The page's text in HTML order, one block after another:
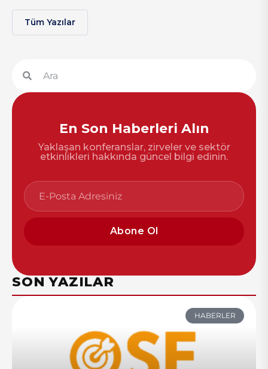
Tüm Yazılar
En Son Haberleri Alın
Yaklaşan konferanslar, zirveler ve sektör
etkinlikleri hakkında güncel bilgi edinin.
Abone Ol
SON YAZILAR
HABERLER